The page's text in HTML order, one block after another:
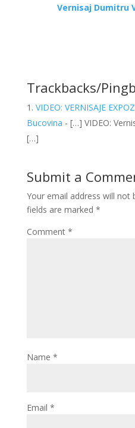
Vernisaj Dumitru
Trackbacks/
VIDEO: VERNISAJE
Bucovina - […] VIDEO:
[…]
Submit a
Your email address will not
fields are marked *
Comment *
Name *
Email *